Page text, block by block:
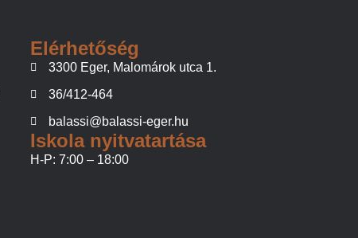
Elérhetőség
3300 Eger, Malomárok utca 1.
36/412-464
balassi@balassi-eger.hu
Iskola nyitvatartása
H-P: 7:00 – 18:00